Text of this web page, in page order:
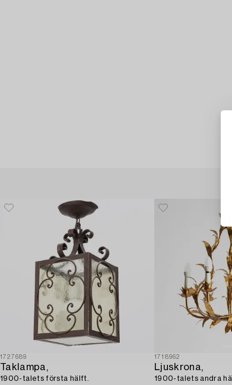
1727689
Taklampa,
1900-talets första hälft.
1718962
Ljuskrona,
1900-talets andra